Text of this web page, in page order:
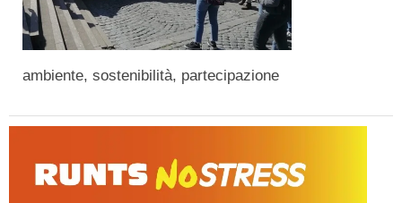
ambiente, sostenibilità, partecipazione